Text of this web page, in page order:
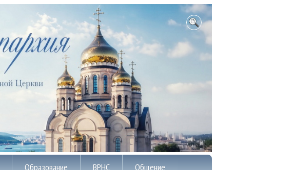
Образование ВРНС Общение